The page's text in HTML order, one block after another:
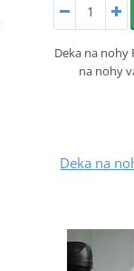
Deka na nohy
na nohy
Deka na